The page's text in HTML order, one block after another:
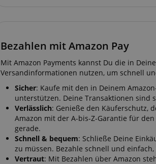
Bezahlen mit Amazon Pay
Mit Amazon Payments kannst Du die in
Versandinformationen nutzen, um schnell
Sicher: Kaufe mit den in Deinem
unterstützen. Deine Transaktionen sind
Verlässlich: Genieße den Käuferschutz,
Amazon mit der A-bis-Z-Garantie für
gerade.
Schnell & bequem: Schließe Deine
zu müssen. Bezahle schnell und
Vertraut: Mit Bezahlen über Amazon